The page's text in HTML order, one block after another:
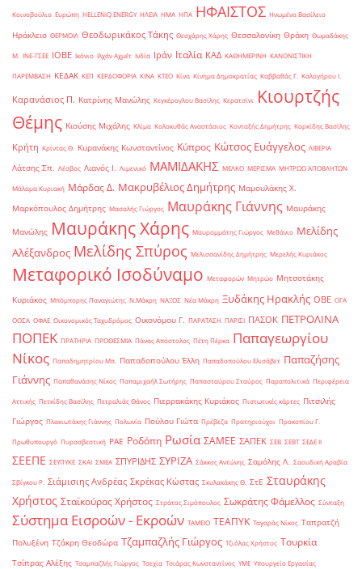
Κοινοβούλιο Ευρώπη ΗELLENiQ ENERGY ΗΛΕΙΑ ΗΜΑ ΗΠΑ ΗΦΑΙΣΤΟΣ Ηνωμένο Βασίλειο
Ηράκλειο ΘΕΡΜΟΙΛ Θεοδωρικάκος Τάκης Θεοχάρης Χάρης Θεσσαλονίκη Θράκη Θωμαδάκης
Μ. ΙΝΕ-ΓΣΕΕ ΙΟΒΕ Ικόνιο Ιλχάν Αχμέτ Ινδία Ιράν Ιταλία ΚΑΔ ΚΑΘΗΜΕΡΙΝΗ ΚΑΝΟΝΙΣΤΙΚΗ
ΠΑΡΕΜΒΑΣΗ ΚΕΔΑΚ ΚΕΠ ΚΕΡΔΟΦΟΡΙΑ ΚΙΝΑ ΚΤΕΟ Κίνα Κίνημα Δημοκρατίας Καββαθάς Γ. Καλογήρου Ι.
Καρανάσιος Π. Κατρίνης Μανώλης Κεγκέρογλου Βασίλης Κερατσίνι
Κιουρτζής
Θέμης Κιούσης Μιχάλης Κλίμα Κολοκυθάς Αναστάσιος Κονταξής Δημήτρης Κορκίδης Βασίλης
Κρήτη Κρίντας Θ. Κυρανάκης Κωνσταντίνος Κύπρος Κώτσος Ευάγγελος ΛΙΒΕΡΙΑ
Λάτσης Σπ. Λέσβος Λιανός Ι. Λιμενικό ΜΑΜΙΔΑΚΗΣ ΜΕΛΚΟ ΜΕΡΙΣΜΑ ΜΗΤΡΩΟ ΑΠΟΒΛΗΤΩΝ
Μάλαμα Κυριακή Μάρδας Δ. Μακρυβέλιος Δημήτρης Μαμουλάκης Χ.
Μαρκόπουλος Δημήτρης Μασαλής Γιώργος Μαυράκης Γιάννης Μαυράκης
Μανώλης Μαυράκης Χάρης Μαυρομμάτης Γιώργος Μεθάνιο Μελίδης
Αλέξανδρος Μελίδης Σπύρος Μελισσανίδης Δημήτρης Μερελής Κυριάκος
Μεταφορικό Ισοδύναμο Μεταφορών Μητρώο Μητσοτάκης
Κυριάκος Μπόμπορης Παναγιώτης Ν.Μάκρη ΝΑΞΟΣ Νέα Μάκρη Ξυδάκης Ηρακλής ΟΒΕ ΟΓΑ
ΟΟΣΑ ΟΦΑΕ Οικονομικός Ταχυδρόμος Οικονόμου Γ. ΠΑΡΑΤΑΣΗ ΠΑΡΙΣΙ ΠΑΣΟΚ ΠΕΤΡΟΛΙΝΑ
ΠΟΠΕΚ ΠΡΑΤΗΡΙΑ ΠΡΟΘΕΣΜΙΑ Πάνας Απόστολος Πέτη Πέρκα Παπαγεωργίου
Νίκος Παπαδημητρίου Μπ. Παπαδοπούλου Έλλη Παπαδοπούλου Ελισάβετ Παπαζήσης
Γιάννης Παπαθανάσης Νίκος Παπαμιχαήλ Σωτήρης Παπασταύρου Σταύρος Παραπολιτικά Περιφέρεια
Αττικής Πετκίδης Βασίλης Πετραλιάς Θάνος Πιερρακάκης Κυριάκος Πιστωτικές κάρτες Πιτσιλής
Γιώργος Πλακιωτάκης Γιάννης Πολωνία Πούλου Γιώτα Πρέβεζα Πρατηριούχοι Προκοπίου Γ.
Πρωθυπουργό Πυροσβεστική ΡΑΕ Ροδόπη Ρωσία ΣΑΜΕΕ ΣΑΠΕΚ ΣΕΒ ΣΕΒΤ ΣΕΔΕ ΙΙ
ΣΕΕΠΕ ΣΕΥΠΥΚΕ ΣΚΑΙ ΣΜΕΑ ΣΠΥΡΙΔΗΣ ΣΥΡΙΖΑ Σάκκος Αντώνης Σαμόλης Λ. Σαουδική Αραβία
Σβίγκου Ρ. Σιάμισιης Ανδρέας Σκρέκας Κώστας Σκυλακάκης Θ. ΣτΕ Σταυράκης
Χρήστος Σταϊκούρας Χρήστος Στράτος Σιμόπουλος Σωκράτης Φάμελλος Σύνταξη
Σύστημα Εισροών - Εκροών ΤΑΜΕΙΟ ΤΕΑΠΥΚ Ταγαράς Νίκος Ταπρατζή
Πολυξένη Τζάκρη Θεοδώρα Τζαμπαζλής Γιώργος Τζιόλας Χρήστος Τουρκία
Τσίπρας Αλέξης Τσαμπαζλής Γιώργος Τσεχία Τσιάρας Κωνσταντίνος ΥΜΕ Υπουργείο Εργασίας